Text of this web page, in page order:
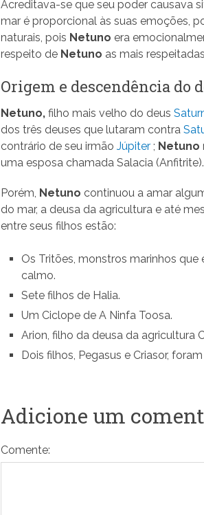
Acreditava-se que seu poder causava
mar é proporcional às suas emoções,
naturais, pois Netuno era
respeito de Netuno as mais
Origem e descendência do
Netuno, filho mais velho do deus
dos três deuses que lutaram contra
contrário de seu irmão Júpiter ; Netuno
uma esposa chamada Salacia (Anfitrite).
Porém, Netuno continuou a amar
do mar, a deusa da agricultura e até
entre seus filhos estão:
Os Tritões, monstros marinhos
calmo.
Sete filhos de Halia.
Um Ciclope de A Ninfa Toosa.
Arion, filho da deusa da agricultura
Dois filhos, Pegasus e Criasor,
Adicione um
Comente: